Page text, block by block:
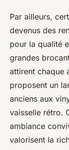
Par ailleurs,
devenus des
pour la qualité
grandes
attirent chaque
proposent un
anciens aux
vaisselle rétro.
ambiance
valorisent la